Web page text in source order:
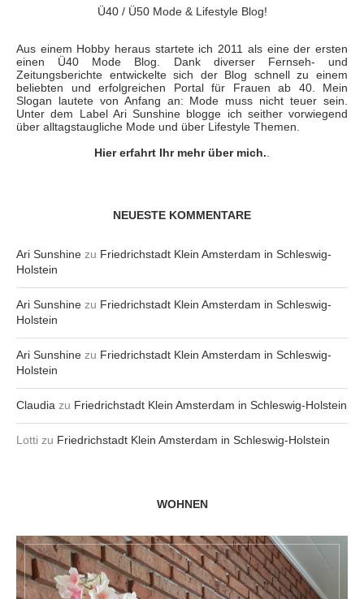
Ü40 / Ü50 Mode & Lifestyle Blog!
Aus einem Hobby heraus startete ich 2011 als eine der ersten
einen Ü40 Mode Blog. Dank diverser Fernseh- und
Zeitungsberichte entwickelte sich der Blog schnell zu einem
beliebten und erfolgreichen Portal für Frauen ab 40. Mein
Slogan lautete von Anfang an: Mode muss nicht teuer sein.
Unter dem Label Ari Sunshine blogge ich seither vorwiegend
über alltagstaugliche Mode und über Lifestyle Themen.
Hier erfahrt Ihr mehr über mich.
NEUESTE KOMMENTARE
Ari Sunshine zu Friedrichstadt Klein Amsterdam in Schleswig-
Holstein
Ari Sunshine zu Friedrichstadt Klein Amsterdam in Schleswig-
Holstein
Ari Sunshine zu Friedrichstadt Klein Amsterdam in Schleswig-
Holstein
Claudia zu Friedrichstadt Klein Amsterdam in Schleswig-Holstein
Lotti zu Friedrichstadt Klein Amsterdam in Schleswig-Holstein
WOHNEN